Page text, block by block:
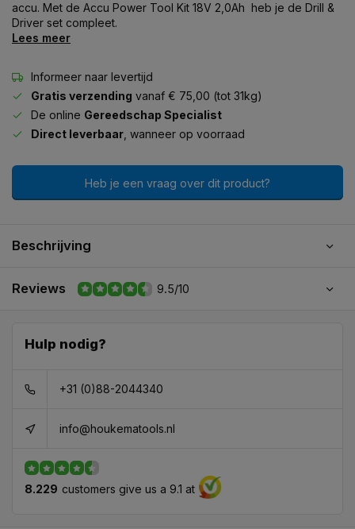
accu. Met de Accu Power Tool Kit 18V 2,0Ah heb je de Drill &
Driver set compleet.
Lees meer
Informeer naar levertijd
Gratis verzending vanaf € 75,00 (tot 31kg)
De online Gereedschap Specialist
Direct leverbaar , wanneer op voorraad
Heb je een vraag over dit product?
Beschrijving
Reviews 9.5/10
Hulp nodig?
+31 (0)88-2044340
info@houkematools.nl
8.229 customers give us a 9.1 at